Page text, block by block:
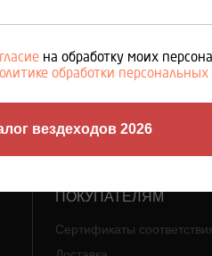
на обработку моих
обработки
вездеходов 2026
ПОКУПАТЕЛЯМ
Сертификаты